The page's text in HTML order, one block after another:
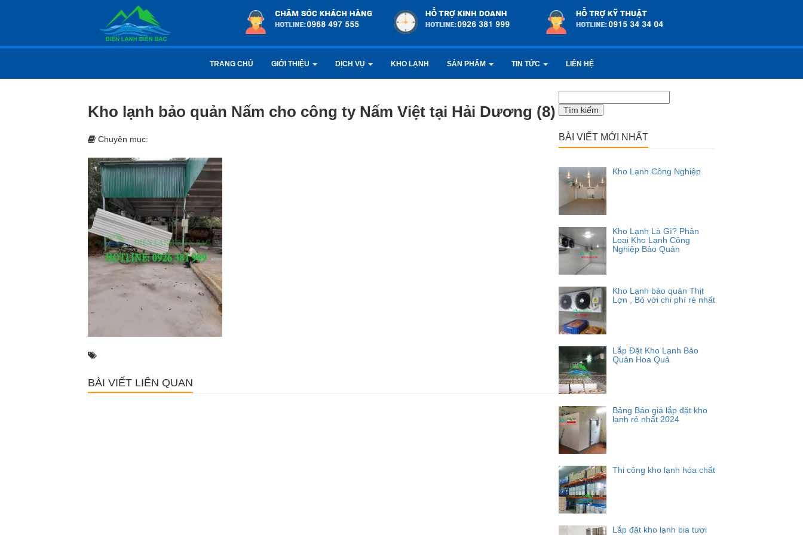
TRANG CHỦ GIỚI THIỆU DỊCH VỤ KHO LẠNH SẢN PHẨM TIN TỨC LIÊN HỆ
Kho lạnh bảo quản Nấm cho công ty Nấm Việt tại Hải Dương (8)
Chuyên mục:
BÀI VIẾT LIÊN QUAN
kiếm
cho:
BÀI VIẾT MỚI NHẤT
Kho Lạnh Công Nghiệp
Kho Lạnh Là Gì? Phân
Loại Kho Lạnh Công
Nghiệp Bảo Quản
Kho Lạnh bảo quản Thịt
Lợn , Bò với chi phí rẻ nhất
Lắp Đặt Kho Lạnh Bảo
Quản Hoa Quả
Bảng Báo giá lắp đặt kho
lạnh rẻ nhất 2024
Thi công kho lạnh hóa chất
Lắp đặt kho lạnh bia tươi